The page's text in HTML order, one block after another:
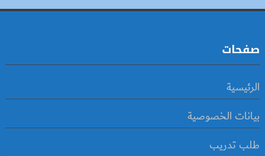
صفحات
الرئيسية
بيانات الخصوصية
طلب تدريب